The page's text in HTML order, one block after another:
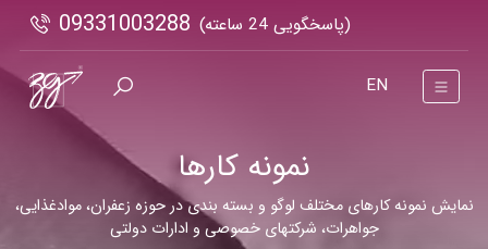
(پاسخگویی 24 ساعته) 09331003288
EN
نمونه کارها
نمایش نمونه کارهای مختلف لوگو و بسته بندی در حوزه زعفران، موادغذایی،
جواهرات، شرکتهای خصوصی و ادارات دولتی